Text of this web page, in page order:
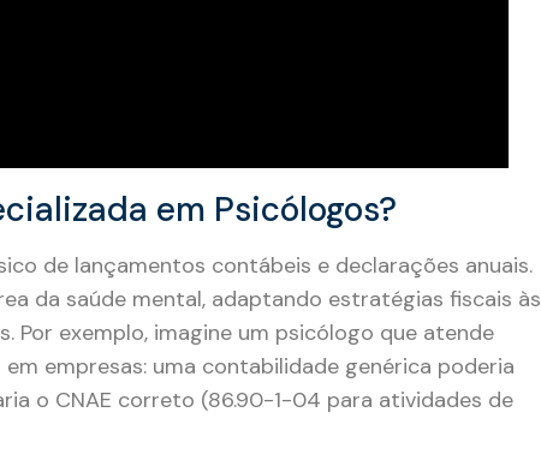
em Psicólogos?
de lançamentos contábeis e declarações anuais.
da saúde mental, adaptando estratégias fiscais às
Por exemplo, imagine um psicólogo que atende
empresas: uma contabilidade genérica poderia
o CNAE correto (86.90-1-04 para atividades de